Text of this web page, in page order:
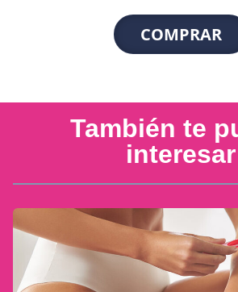
COMPRAR
También te
interesar